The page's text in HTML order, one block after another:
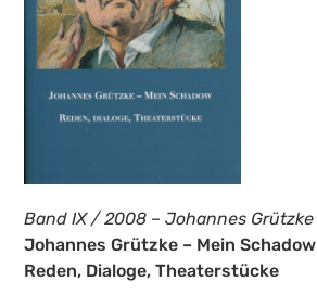
Band IX / 2008 – Johannes Grützke
Johannes Grützke – Mein Schadow
Reden, Dialoge, Theaterstücke